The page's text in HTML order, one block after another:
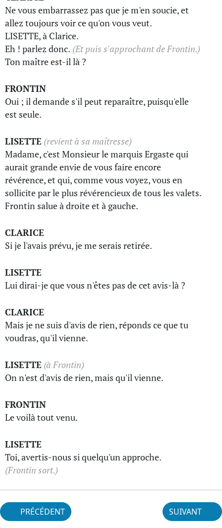
Ne vous embarrassez pas que je m'en soucie, et
allez toujours voir ce qu'on vous veut.
LISETTE, à Clarice.
Eh ! parlez donc. (Et puis s'approchant de Frontin.)
Ton maître est-il là ?
FRONTIN
Oui ; il demande s'il peut reparaître, puisqu'elle
est seule.
LISETTE (revient à sa maîtresse)
Madame, c'est Monsieur le marquis Ergaste qui
aurait grande envie de vous faire encore
révérence, et qui, comme vous voyez, vous en
sollicite par le plus révérencieux de tous les valets.
Frontin salue à droite et à gauche.
CLARICE
Si je l'avais prévu, je me serais retirée.
LISETTE
Lui dirai-je que vous n'êtes pas de cet avis-là ?
CLARICE
Mais je ne suis d'avis de rien, réponds ce que tu
voudras, qu'il vienne.
LISETTE (à Frontin)
On n'est d'avis de rien, mais qu'il vienne.
FRONTIN
Le voilà tout venu.
LISETTE
Toi, avertis-nous si quelqu'un approche.
(Frontin sort.)
PRÉCÉDENT SUIVANT